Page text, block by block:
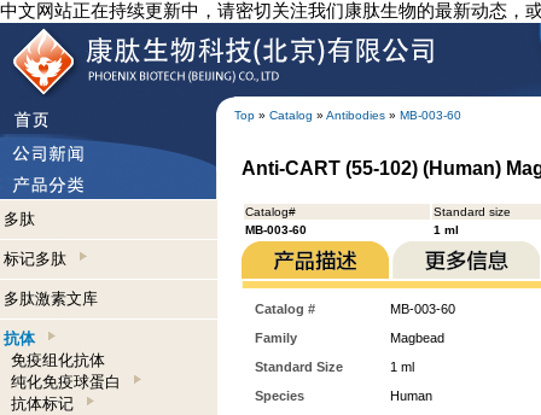
中文网站正在持续更新中，请密切关注我们康肽生物的最新动态，
Top » Catalog » Antibodies » MB-003-60
多肽
标记多肽
多肽激素文库
抗体
免疫组化抗体
纯化免疫球蛋白
抗体标记
Anti-CART (55-102) (Human)
Catalog#
Standard size
MB-003-60
1 ml
Catalog #
MB-003-60
Family
Magbead
Standard Size
1 ml
Species
Human